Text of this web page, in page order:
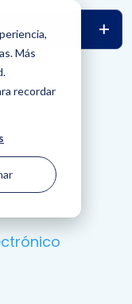
Más
recordar